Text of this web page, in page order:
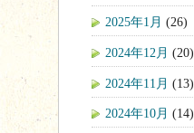
2025年1月 (26)
2024年12月 (20)
2024年11月 (13)
2024年10月 (14)